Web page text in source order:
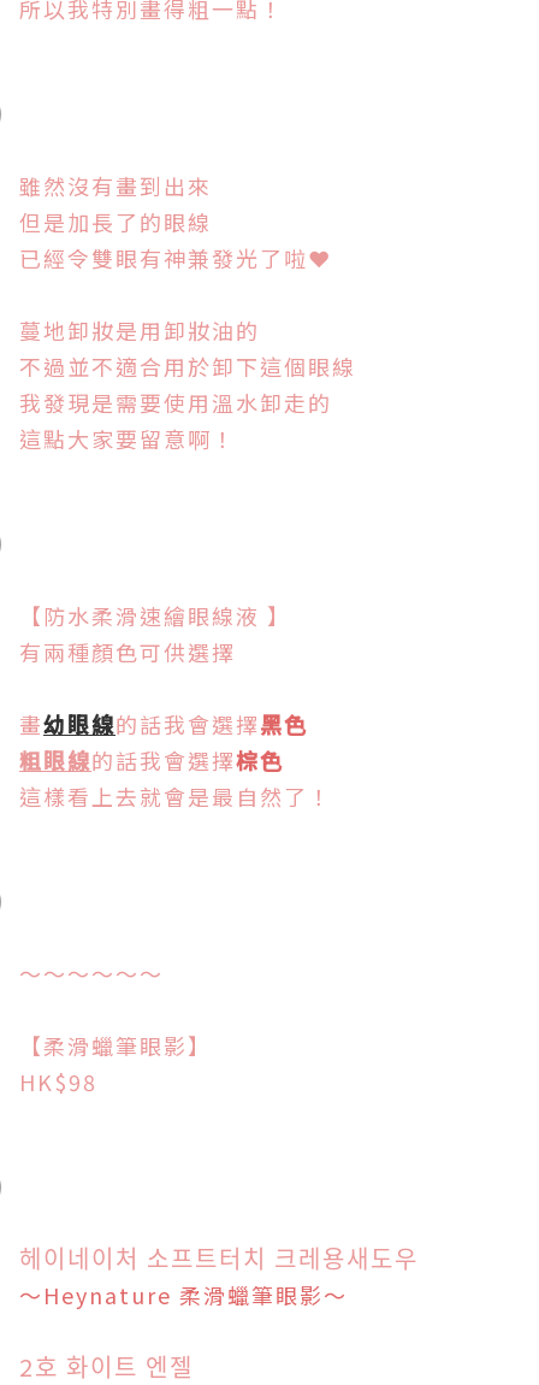
所以我特別畫得粗一點！
雖然沒有畫到出來
但是加長了的眼線
已經令雙眼有神兼發光了啦❤
蔓地卸妝是用卸妝油的
不過並不適合用於卸下這個眼線
我發現是需要使用溫水卸走的
這點大家要留意啊！
【防水柔滑速繪眼線液 】
有兩種顏色可供選擇
畫幼眼線的話我會選擇黑色
粗眼線的話我會選擇棕色
這樣看上去就會是最自然了！
～～～～～～
【柔滑蠟筆眼影】
HK$98
헤이네이처 소프트터치 크레용새도우
～Heynature 柔滑蠟筆眼影～
2호 화이트 엔젤